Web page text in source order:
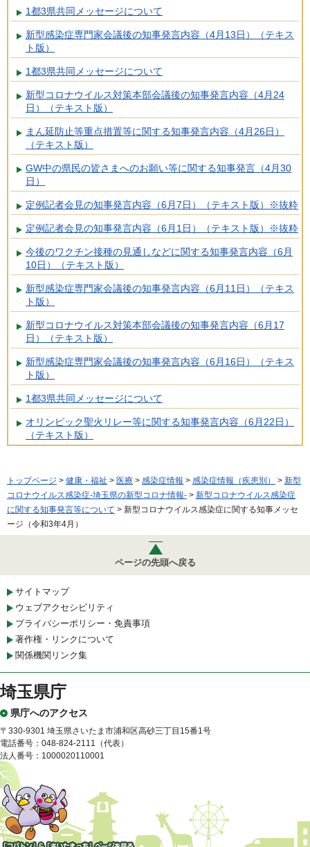
1都3県共同メッセージについて
新型感染症専門家会議後の知事発言内容（4月13日）（テキス
ト版）
1都3県共同メッセージについて
新型コロナウイルス対策本部会議後の知事発言内容（4月24
日）（テキスト版）
まん延防止等重点措置等に関する知事発言内容（4月26日）
（テキスト版）
GW中の県民の皆さまへのお願い等に関する知事発言（4月30
日）
定例記者会見の知事発言内容（6月7日）（テキスト版）※抜粋
定例記者会見の知事発言内容（6月1日）（テキスト版）※抜粋
今後のワクチン接種の見通しなどに関する知事発言内容（6月
10日）（テキスト版）
新型感染症専門家会議後の知事発言内容（6月11日）（テキス
ト版）
新型コロナウイルス対策本部会議後の知事発言内容（6月17
日）（テキスト版）
新型感染症専門家会議後の知事発言内容（6月16日）（テキス
ト版）
1都3県共同メッセージについて
オリンピック聖火リレー等に関する知事発言内容（6月22日）
（テキスト版）
トップページ > 健康・福祉 > 医療 > 感染症情報 > 感染症情報（疾患別） > 新型
コロナウイルス感染症-埼玉県の新型コロナ情報- > 新型コロナウイルス感染症
に関する知事発言等について > 新型コロナウイルス感染症に関する知事メッセ
ージ（令和3年4月）
ページの先頭へ戻る
サイトマップ
ウェブアクセシビリティ
プライバシーポリシー・免責事項
著作権・リンクについて
関係機関リンク集
埼玉県庁
県庁へのアクセス
〒330-9301 埼玉県さいたま市浦和区高砂三丁目15番1号
電話番号：048-824-2111（代表）
法人番号：1000020110001